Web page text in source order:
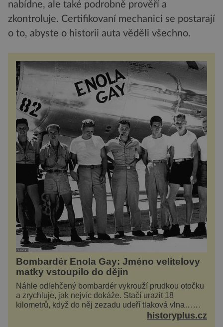
nabídne, ale také podrobně prověří a
zkontroluje. Certifikovaní mechanici se postarají
o to, abyste o historii auta věděli všechno.
Bombardér Enola Gay: Jméno velitelovy
matky vstoupilo do dějin
Náhle odlehčený bombardér vykrouží prudkou otočku
a zrychluje, jak nejvíc dokáže. Stačí urazit 18
kilometrů, když do něj zezadu udeří tlaková vlna…
Americké rozhodnutí svrhnout ničivou jadernou
historyplus.cz